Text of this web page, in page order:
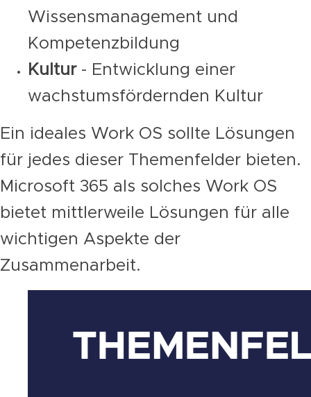
Wissensmanagement und
Kompetenzbildung
Kultur- Entwicklung einer
wachstumsfördernden Kultur
Ein ideales Work OS sollte Lösungen
für jedes dieser Themenfelder bieten.
Microsoft 365 als solches Work OS
bietet mittlerweile Lösungen für alle
wichtigen Aspekte der
Zusammenarbeit.